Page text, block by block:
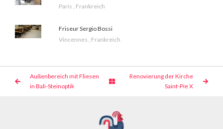
Paris , Frankreich
Friseur Sergio Bossi
Vincennes , Frankreich
Außenbereich mit Fliesen
in Bali-Steinoptik
Renovierung der Kirche
Saint-Pie X